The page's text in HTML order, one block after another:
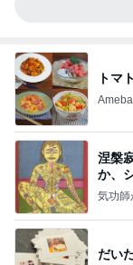
トマ
涅槃
か、
こと
気功師
だい